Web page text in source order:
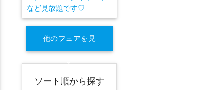
など見放題です♡
他のフェアを見
る
ソート順から探す